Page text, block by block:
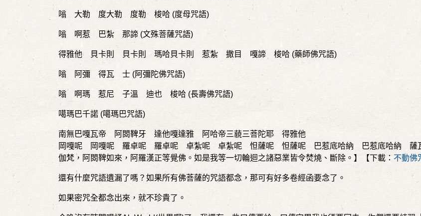
嗡 大勒 度大勒 度勒 梭哈 (度母咒語)
嗡 啊惹 巴紮 那諦 (文殊菩薩咒語)
得雅他 貝卡則 貝卡則 瑪哈貝卡則 惹紮 撒目 嘎諦 梭哈 (藥師佛咒語)
嗡 阿彌 得瓦 士 (阿彌陀佛咒語)
嗡 啊瑪 惹尼 子溫 迪也 梭哈 (長壽佛咒語)
噶瑪巴千諾 (噶瑪巴咒語)
南無巴嘎瓦帝 阿閦鞞牙 達他嘎達雅 阿哈帝三藐三菩陀耶 得雅他
岡嘎呢 岡嘎呢 羅卓呢 羅卓呢 卓紮呢 卓紮呢 怛薩呢 怛薩呢 巴惹底哈納 巴惹底哈納
伽梵，阿閦鞞如來，阿羅漢正等覺佛。如是我等一切輪迴之諸惡業皆令焚燒、斷除。】【下載： 不動佛
還有什麼咒語遺漏了嗎？如果所有佛菩薩的咒語都念，那可有好多卷經函要念了。
如果密咒全都念出來，就不珍貴了。